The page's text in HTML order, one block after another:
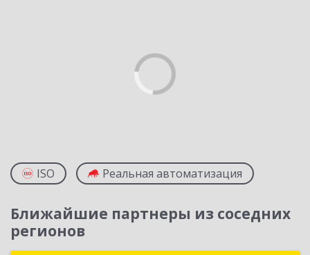
ISO Реальная автоматизация
Ближайшие партнеры из соседних
регионов